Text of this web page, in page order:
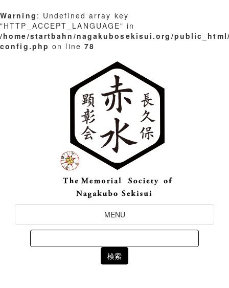
Warning : Undefined array key
"HTTP_ACCEPT_LANGUAGE" in
/home/startbahn/nagakubosekisui.org/
config.php on line 78
Toggle
Navigation
MENU
Search
for: